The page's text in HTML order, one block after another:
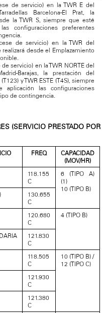
de servicio) en la TWR E del
Barcelona-El Prat, la
la TWR S, siempre que esté
configuraciones preferentes
de servicio) en la TWR del
desde el Emplazamiento
servicio) en la TWR NORTE del
Barajas, la prestación del
y TWR ESTE (T4S), siempre
las configuraciones
de contingencia.
(SERVICIO PRESTADO POR
FREQ
CAPACIDAD
(MOV/HR)
118.155
C
6 (TIPO A)
(1)
10 (TIPO B)
130.655
C
120.680
C
4 (TIPO B)
121.830
C
118.505
C
10 (TIPO B) /
12 (TIPO C)
121.930
C
121.380
C